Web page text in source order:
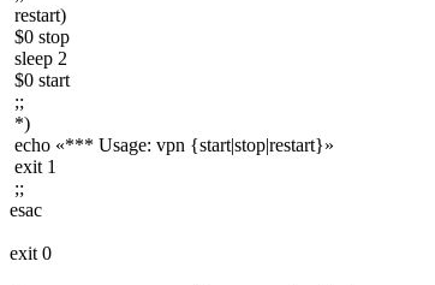
restart)
$0 stop
sleep 2
$0 start
;;
*)
echo «*** Usage: vpn {start|stop|restart}»
exit 1
;;
esac
exit 0